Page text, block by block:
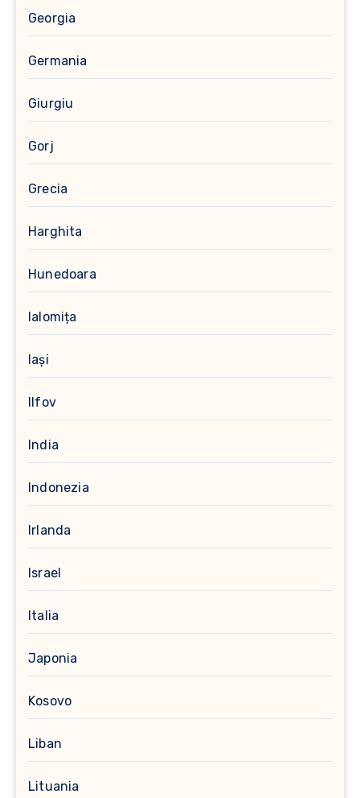
Georgia
Germania
Giurgiu
Gorj
Grecia
Harghita
Hunedoara
Ialomița
Iași
Ilfov
India
Indonezia
Irlanda
Israel
Italia
Japonia
Kosovo
Liban
Lituania